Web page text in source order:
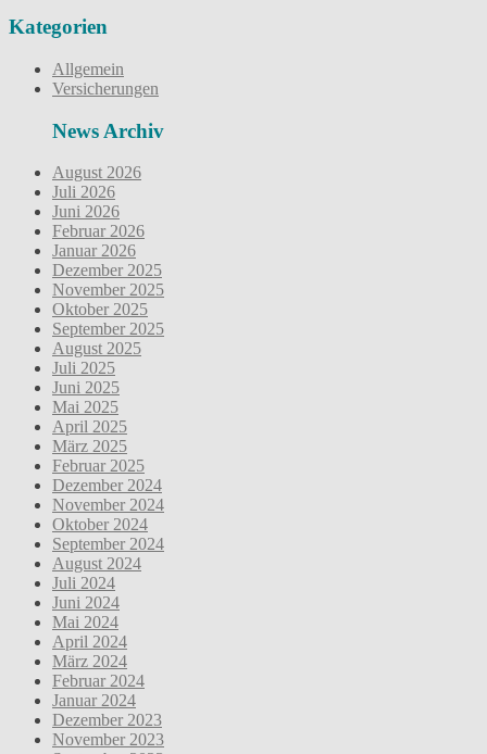
Kategorien
Allgemein
Versicherungen
News Archiv
August 2026
Juli 2026
Juni 2026
Februar 2026
Januar 2026
Dezember 2025
November 2025
Oktober 2025
September 2025
August 2025
Juli 2025
Juni 2025
Mai 2025
April 2025
März 2025
Februar 2025
Dezember 2024
November 2024
Oktober 2024
September 2024
August 2024
Juli 2024
Juni 2024
Mai 2024
April 2024
März 2024
Februar 2024
Januar 2024
Dezember 2023
November 2023